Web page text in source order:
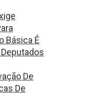
Básica É
De
De